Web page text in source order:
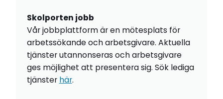
Skolporten jobb
Vår jobbplattform är en mötesplats för
arbetssökande och arbetsgivare. Aktuella
tjänster utannonseras och arbetsgivare
ges möjlighet att presentera sig. Sök lediga
tjänster här.